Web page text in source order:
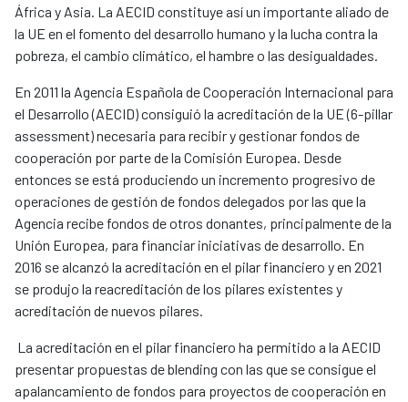
África y Asia. La AECID constituye así un importante aliado de
la UE en el fomento del desarrollo humano y la lucha contra la
pobreza, el cambio climático, el hambre o las desigualdades.
En 2011 la Agencia Española de Cooperación Internacional para
el Desarrollo (AECID) consiguió la acreditación de la UE (6-pillar
assessment) necesaria para recibir y gestionar fondos de
cooperación por parte de la Comisión Europea. Desde
entonces se está produciendo un incremento progresivo de
operaciones de gestión de fondos delegados por las que la
Agencia recibe fondos de otros donantes, principalmente de la
Unión Europea, para financiar iniciativas de desarrollo. En
2016 se alcanzó la acreditación en el pilar financiero y en 2021
se produjo la reacreditación de los pilares existentes y
acreditación de nuevos pilares.
La acreditación en el pilar financiero ha permitido a la AECID
presentar propuestas de blending con las que se consigue el
apalancamiento de fondos para proyectos de cooperación en